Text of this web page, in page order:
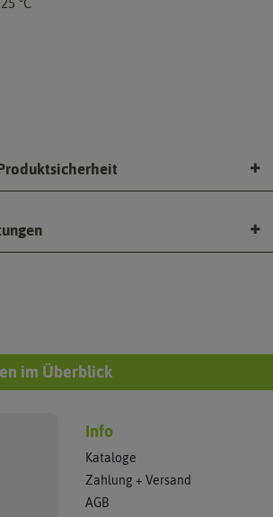
°C
im Überblick
Info
Kataloge
Zahlung + Versand
AGB